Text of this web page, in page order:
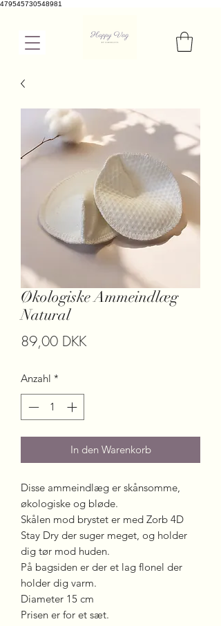
479545730548981
Økologiske Ammeindlæg
Natural
89,00 DKKPreis
Anzahl *
In den Warenkorb
Disse ammeindlæg er skånsomme,
økologiske og bløde.
Skålen mod brystet er med Zorb 4D
Stay Dry der suger meget, og holder
dig tør mod huden.
På bagsiden er der et lag flonel der
holder dig varm.
Diameter 15 cm
Prisen er for et sæt.